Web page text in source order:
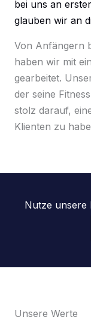
bei uns an
glauben wir an
Von Anfängern
haben wir mit
gearbeitet.
der seine
stolz darauf,
Klienten zu
Nutze unsere
Unsere Werte